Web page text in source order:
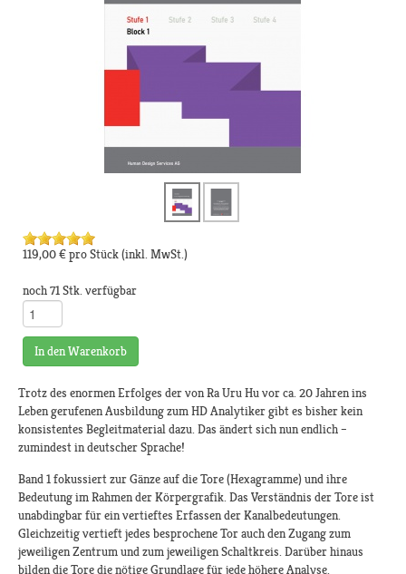
119,00 €pro Stück(inkl. MwSt.)
noch 71 Stk. verfügbar
In den Warenkorb
Trotz des enormen Erfolges der von Ra Uru Hu vor ca. 20 Jahren ins
Leben gerufenen Ausbildung zum HD Analytiker gibt es bisher kein
konsistentes Begleitmaterial dazu. Das ändert sich nun endlich –
zumindest in deutscher Sprache!
Band 1 fokussiert zur Gänze auf die Tore (Hexagramme) und ihre
Bedeutung im Rahmen der Körpergrafik. Das Verständnis der Tore ist
unabdingbar für ein vertieftes Erfassen der Kanalbedeutungen.
Gleichzeitig vertieft jedes besprochene Tor auch den Zugang zum
jeweiligen Zentrum und zum jeweiligen Schaltkreis. Darüber hinaus
bilden die Tore die nötige Grundlage für jede höhere Analyse.